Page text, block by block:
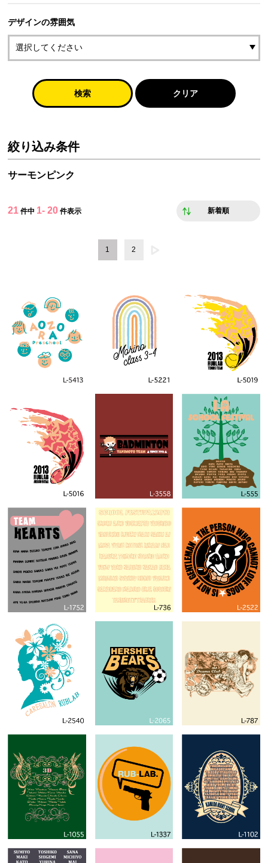
デザインの雰囲気
検索 クリア
絞り込み条件
サーモンピンク
21 件中 1- 20 件表示 新着順
1 2